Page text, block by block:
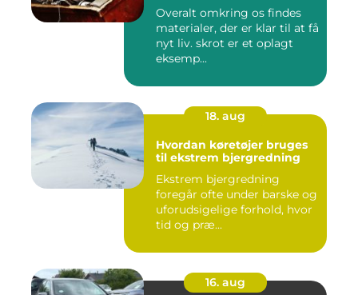
Overalt omkring os findes
materialer, der er klar til at få
nyt liv. skrot er et oplagt
eksemp...
18. aug
Hvordan køretøjer bruges
til ekstrem bjergredning
Ekstrem bjergredning
foregår ofte under barske og
uforudsigelige forhold, hvor
tid og præ...
16. aug